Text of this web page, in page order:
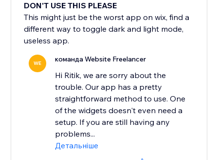
DON'T USE THIS PLEASE
This might just be the worst app on wix, find a
different way to toggle dark and light mode,
useless app.
WE команда Website Freelancer
Hi Ritik, we are sorry about the
trouble. Our app has a pretty
straightforward method to use. One
of the widgets doesn't even need a
setup. If you are still having any
problems...
Детальніше